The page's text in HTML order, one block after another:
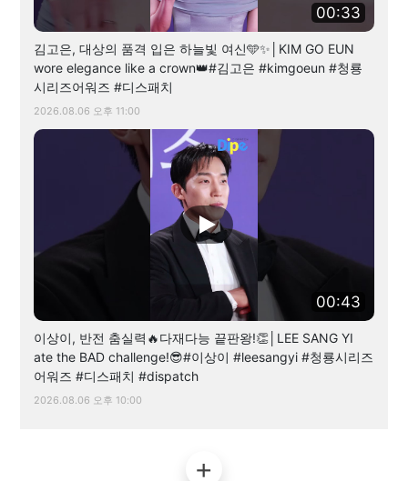
00:33
김고은, 대상의 품격 입은 하늘빛 여신🩵✨│KIM GO EUN
wore elegance like a crown👑#김고은 #kimgoeun #청룡
시리즈어워즈 #디스패치
2026.08.06 오후 11:00
00:43
이상이, 반전 춤실력🔥다재다능 끝판왕!👏│LEE SANG YI
ate the BAD challenge!😎#이상이 #leesangyi #청룡시리즈
어워즈 #디스패치 #dispatch
2026.08.06 오후 10:00